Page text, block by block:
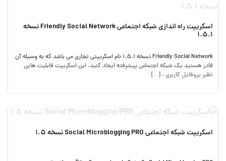
اسکریپت راه اندازی شبکه اجتماعی Friendly Social Network نسخه
1.5.1
Friendly Social Network نسخه 1.5.1 نام اسکریپتی تجاری می باشد که به وسیله آن
قادر هستید یک شبکه اجتماعی پیشرفته ایجاد کنید. این اسکریپت قابلیت هایی
نظیر پروفایل کاربری ، […]
اسکریپت شبکه اجتماعی Social Microblogging PRO نسخه 1.5